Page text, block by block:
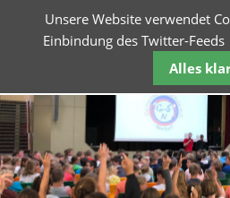
Unsere Website verwendet
Einbindung des Twitter-Feeds
Alles